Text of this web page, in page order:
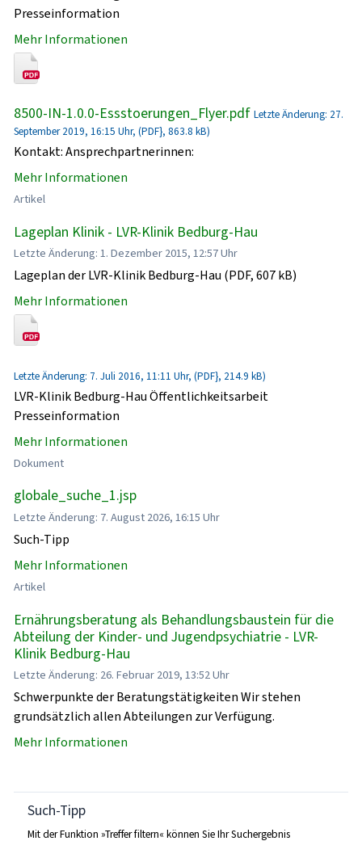
Presseinformation
Mehr Informationen
8500-IN-1.0.0-Essstoerungen_Flyer.pdf Letzte Änderung: 27.
September 2019, 16:15 Uhr, (PDF}, 863.8 kB)
Kontakt: Ansprechpartnerinnen:
Mehr Informationen
Artikel
Lageplan Klinik - LVR-Klinik Bedburg-Hau
Letzte Änderung: 1. Dezember 2015, 12:57 Uhr
Lageplan der LVR-Klinik Bedburg-Hau (PDF, 607 kB)
Mehr Informationen
Letzte Änderung: 7. Juli 2016, 11:11 Uhr, (PDF}, 214.9 kB)
LVR-Klinik Bedburg-Hau Öffentlichkeitsarbeit
Presseinformation
Mehr Informationen
Dokument
globale_suche_1.jsp
Letzte Änderung: 7. August 2026, 16:15 Uhr
Such-Tipp
Mehr Informationen
Artikel
Ernährungsberatung als Behandlungsbaustein für die
Abteilung der Kinder- und Jugendpsychiatrie - LVR-
Klinik Bedburg-Hau
Letzte Änderung: 26. Februar 2019, 13:52 Uhr
Schwerpunkte der Beratungstätigkeiten Wir stehen
grundsätzlich allen Abteilungen zur Verfügung.
Mehr Informationen
Such-Tipp
Mit der Funktion »Treffer filtern« können Sie Ihr Suchergebnis